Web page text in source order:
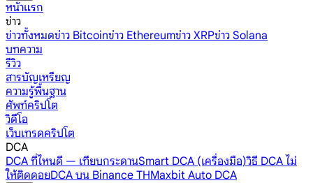
หน้าแรก
ข่าว
ข่าวทั้งหมดข่าว Bitcoinข่าว Ethereumข่าว XRPข่าว Solana
บทความ
รีวิว
สารบัญเหรียญ
ความรู้พื้นฐาน
ศัพท์คริปโต
วิดีโอ
เว็บเทรดคริปโต
DCA
DCA ที่ไหนดี — เทียบกระดานSmart DCA (เครื่องมือ)วิธี DCA ไม่
ให้ติดดอยDCA บน Binance THMaxbit Auto DCA